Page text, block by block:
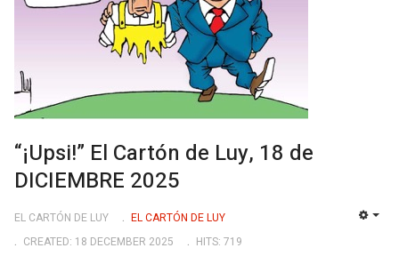
“¡Upsi!” El Cartón de Luy, 18 de
DICIEMBRE 2025
EL CARTÓN DE LUY
EL CARTÓN DE LUY
CREATED: 18 DECEMBER 2025
HITS: 719